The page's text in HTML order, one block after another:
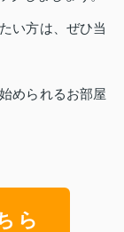
い方は、ぜひ当
められるお部屋
ら